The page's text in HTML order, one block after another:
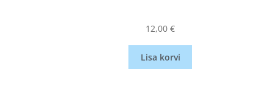
12,00€
Lisa korvi